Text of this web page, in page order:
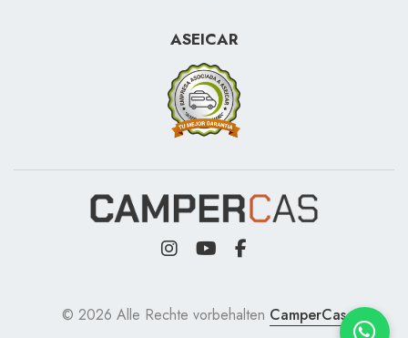
ASEICAR
© 2026 Alle Rechte vorbehalten CamperCas